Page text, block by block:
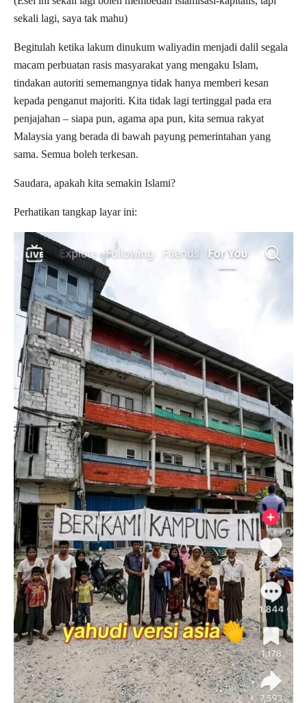
sekali lagi, saya tak mahu)
Begitulah ketika lakum dinukum waliyadin menjadi dalil segala
macam perbuatan rasis masyarakat yang mengaku Islam,
tindakan autoriti sememangnya tidak hanya memberi kesan
kepada penganut majoriti. Kita tidak lagi tertinggal pada era
penjajahan – siapa pun, agama apa pun, kita semua rakyat
Malaysia yang berada di bawah payung pemerintahan yang
sama. Semua boleh terkesan.
Saudara, apakah kita semakin Islami?
Perhatikan tangkap layar ini: